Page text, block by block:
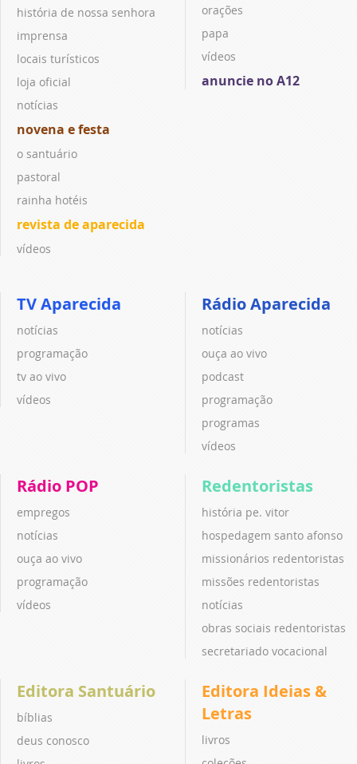
história de nossa senhora
imprensa
locais turísticos
loja oficial
notícias
novena e festa
o santuário
pastoral
rainha hotéis
revista de aparecida
vídeos
orações
papa
vídeos
anuncie no A12
TV Aparecida
notícias
programação
tv ao vivo
vídeos
Rádio Aparecida
notícias
ouça ao vivo
podcast
programação
programas
vídeos
Rádio POP
empregos
notícias
ouça ao vivo
programação
vídeos
Redentoristas
história pe. vitor
hospedagem santo afonso
missionários redentoristas
missões redentoristas
notícias
obras sociais redentoristas
secretariado vocacional
Editora Santuário
bíblias
deus conosco
Editora Ideias &
Letras
livros